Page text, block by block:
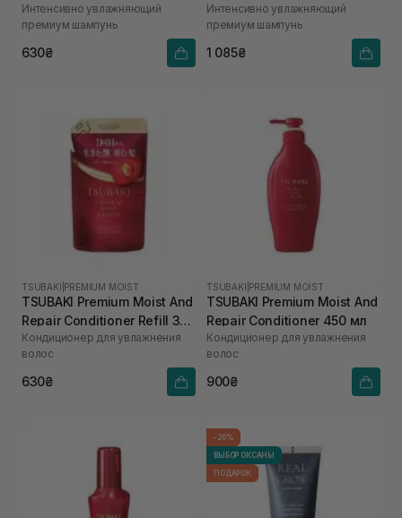
мл
Интенсивно увлажняющий
премиум шампунь
630₴
Интенсивно увлажняющий
премиум шампунь
1 085₴
TSUBAKI PREMIUM MOIST
TSUBAKI Premium Moist And
Repair Conditioner Refill 300
мл
Кондиционер для увлажнения
волос
630₴
TSUBAKI PREMIUM MOIST
TSUBAKI Premium Moist And
Repair Conditioner 450 мл
Кондиционер для увлажнения
волос
900₴
-20%
ВЫБОР ОКСАНЫ
ПОДАРОК